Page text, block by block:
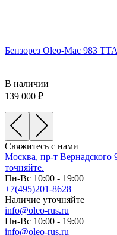
Бензорез Oleo-Mac 983
В наличии
139 000
Свяжитесь с нами
Москва, пр-т Вернадского
точняйте.
Пн-Вс 10:00 - 19:00
+7(495)201-8628
Наличие уточняйте
info@oleo-rus.ru
Пн-Вс 10:00 - 19:00
info@oleo-rus.ru